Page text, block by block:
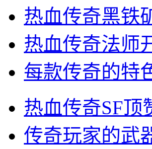
热血传奇黑铁
热血传奇法师
每款传奇的特
热血传奇SF
传奇玩家的武